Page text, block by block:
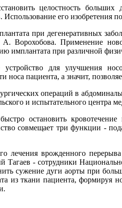
целостность
его изобретения
при дегенеративных
Ворохобова. Применение
при различной
для улучшения
носа пациента, а значит,
операций в
и испытательного
остановить
совмещает три функции -
лечения врожденного
- сотрудники
сужение дуги аорты при
из ткани пациента,